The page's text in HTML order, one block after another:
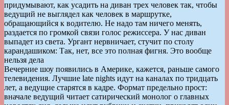
придумывают, как усадить на диван трех человек так, чтобы
ведущий не выглядел как человек в маршрутке,
обращающийся к водителю. Не надо там ничего менять,
раздается по громкой связи голос режиссера. У нас диван
выпадет из света. Ургант нервничает, стучит по столу
карандашиком: Так, нет, все это полная фигня. Это вообще
нельзя дела
Вечерние шоу появились в Америке, кажется, раньше самого
телевидения. Лучшие late nights идут на каналах по тридцать
лет, а ведущие старятся в кадре. Формат предельно прост:
вначале ведущий читает сатирический монолог о главных